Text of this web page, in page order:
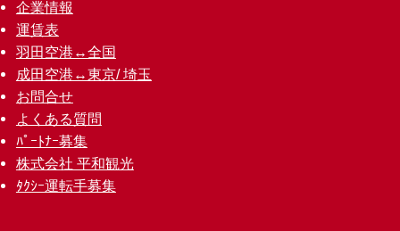
企業情報
運賃表
羽田空港↔︎全国
成田空港↔︎東京/ 埼玉
お問合せ
よくある質問
ﾊﾟｰﾄﾅｰ募集
株式会社 平和観光
ﾀｸｼｰ運転手募集